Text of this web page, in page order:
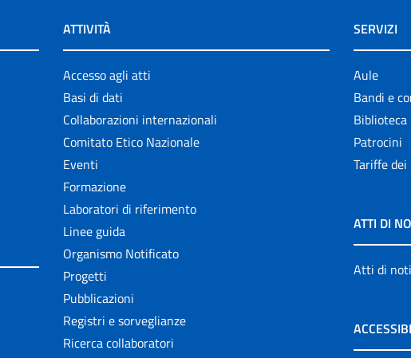
ATTIVITÀ
Accesso agli atti
Basi di dati
Collaborazioni internazionali
Comitato Etico Nazionale
Eventi
Formazione
Laboratori di riferimento
Linee guida
Organismo Notificato
Progetti
Pubblicazioni
Registri e sorveglianze
Ricerca collaboratori
SERVIZI
Aule
Bandi e
Biblioteca
Patrocini
Tariffe
ATTI DI
Atti di